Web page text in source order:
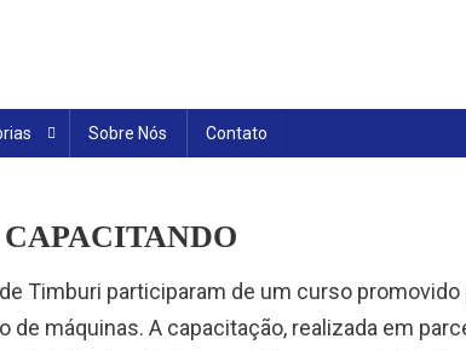
Sobre Nós Contato
Timburi participaram de um curso promovido
de máquinas. A capacitação, realizada em